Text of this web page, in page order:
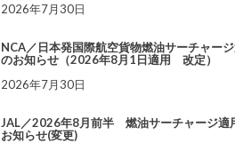
2026年7月30日
NCA／日本発国際航空貨物燃油サーチャー
のお知らせ（2026年8月1日適用 改定）
2026年7月30日
JAL／2026年8月前半 燃油サーチャージ適
お知らせ(変更)